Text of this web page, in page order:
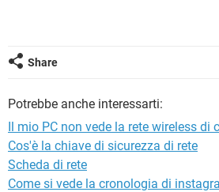
Share
Potrebbe anche interessarti:
Il mio PC non vede la rete wireless di
Cos'è la chiave di sicurezza di rete
Scheda di rete
Come si vede la cronologia di